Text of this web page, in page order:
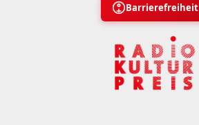
Barrierefreiheit